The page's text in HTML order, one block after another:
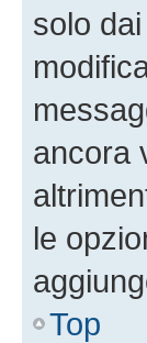
solo
ancora
le
Top